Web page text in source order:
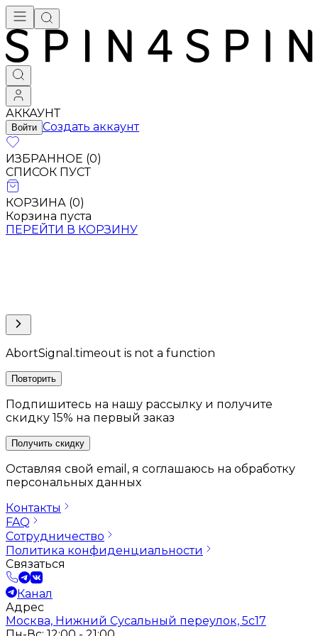
АККАУНТ
Войти Создать аккаунт
ИЗБРАННОЕ (0)
СПИСОК ПУСТ
КОРЗИНА (0)
Корзина пуста
ПЕРЕЙТИ В КОРЗИНУ
AbortSignal.timeout is not a function
Повторить
Подпишитесь на нашу рассылку и получите
скидку 15% на первый заказ
Получить скидку
Оставляя свой email, я соглашаюсь на обработку
персональных данных
Контакты
FAQ
Сотрудничество
Политика конфиденциальности
Связаться
Канал
Адрес
Москва, Нижний Сусальный переулок, 5с17